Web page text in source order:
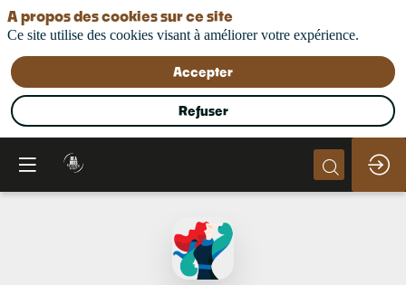
A propos des cookies sur ce site
Ce site utilise des cookies visant à améliorer votre expérience.
Accepter
Refuser